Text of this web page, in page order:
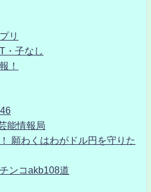
リ
子なし
！
能情報局
願わくはわがドル円を守りた
ンコakb108道